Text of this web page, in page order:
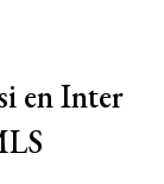
en Inter